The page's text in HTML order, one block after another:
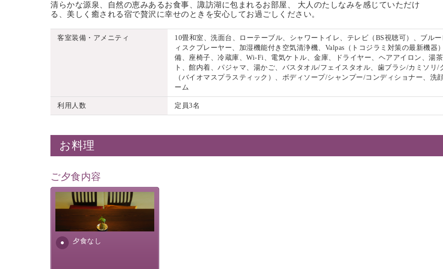
清らかな源泉、自然の恵みあるお食事、諏訪湖に包まれるお部屋、 大人のたしなみを感じていただけ
る、美しく癒される宿で贅沢に幸せのときを安心してお過ごしください。
客室装備・アメニティ
10畳和室、洗面台、ローテーブル、シャワートイレ、テレビ（BS視聴可）、ブル
ィスクプレーヤー、加湿機能付き空気清浄機、Valpas（トコジラミ対策の最新機器
備、座椅子、冷蔵庫、Wi-Fi、電気ケトル、金庫、ドライヤー、ヘアアイロン、湯
ト、館内着、パジャマ、湯かご、バスタオル/フェイスタオル、歯ブラシ/カミソリ/
（バイオマスプラスティック）、ボディソープ/シャンプー/コンディショナー、洗
ーム
利用人数 定員3名
お料理
ご夕食内容
夕食なし
夕食なしご夕食を追加される
場合は、二食付きのプランを
お選びくださいませ。